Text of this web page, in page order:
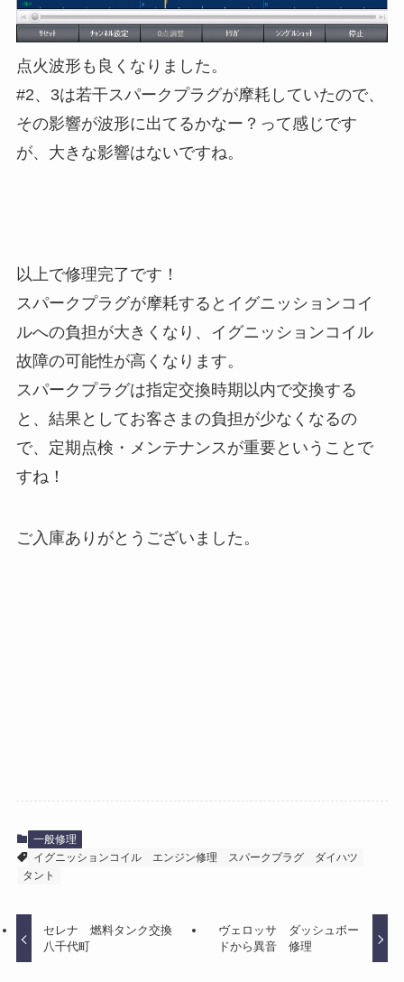
点火波形も良くなりました。
#2、3は若干スパークプラグが摩耗していたので、
その影響が波形に出てるかなー？って感じです
が、大きな影響はないですね。
以上で修理完了です！
スパークプラグが摩耗するとイグニッションコイ
ルへの負担が大きくなり、イグニッションコイル
故障の可能性が高くなります。
スパークプラグは指定交換時期以内で交換する
と、結果としてお客さまの負担が少なくなるの
で、定期点検・メンテナンスが重要ということで
すね！
ご入庫ありがとうございました。
一般修理
イグニッションコイル
エンジン修理 スパークプラグ
ダイハツ
タント
セレナ 燃料タンク交換
八千代町
ヴェロッサ ダッシュボー
ドから異音 修理